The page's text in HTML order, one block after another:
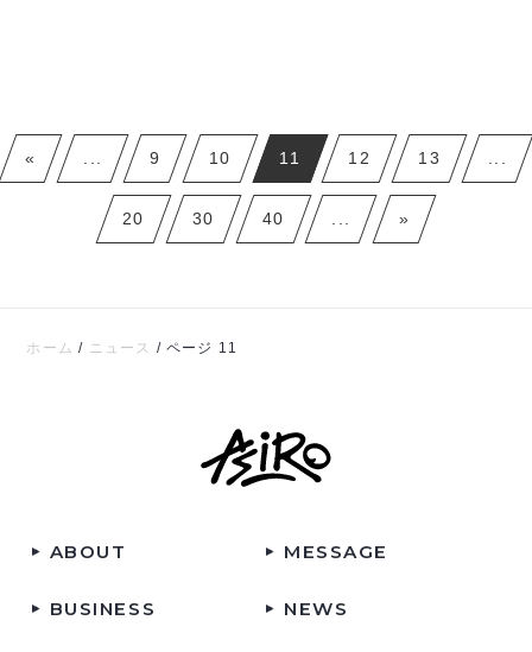
« 9 10 11 12 13
20 30 40 »
ホーム / ニュース /ページ 11
ABOUT MESSAGE
BUSINESS NEWS